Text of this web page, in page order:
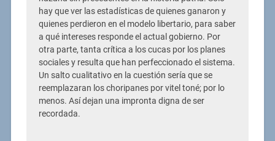
hay que ver las estadísticas de quienes ganaron y
quienes perdieron en el modelo libertario, para saber
a qué intereses responde el actual gobierno. Por
otra parte, tanta crítica a los cucas por los planes
sociales y resulta que han perfeccionado el sistema.
Un salto cualitativo en la cuestión sería que se
reemplazaran los choripanes por vitel toné; por lo
menos. Así dejan una impronta digna de ser
recordada.